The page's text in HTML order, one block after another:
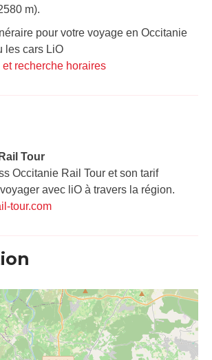
m).
pour votre voyage en Occitanie
les cars LiO
recherche horaires
Tour​
Occitanie Rail Tour et son tarif
avec liO à travers la région.
tour.com